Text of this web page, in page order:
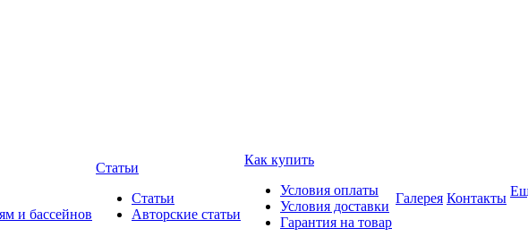
и бассейнов
Статьи
Статьи
Авторские статьи
Как купить
Условия оплаты
Условия доставки
Гарантия на товар
Галерея Контакты